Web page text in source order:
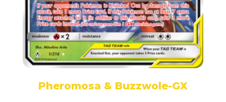
Pheromosa & Buzzwole-GX